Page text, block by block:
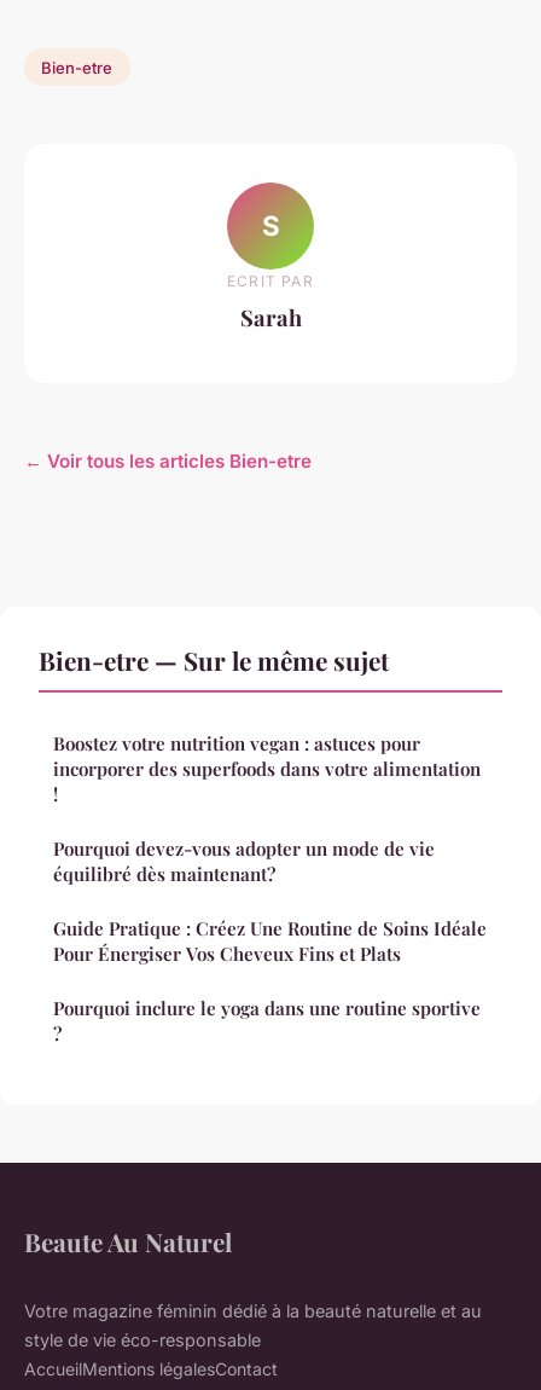
Bien-etre
S
ECRIT PAR
Sarah
← Voir tous les articles Bien-etre
Bien-etre — Sur le même sujet
Boostez votre nutrition vegan : astuces pour
incorporer des superfoods dans votre alimentation
!
Pourquoi devez-vous adopter un mode de vie
équilibré dès maintenant?
Guide Pratique : Créez Une Routine de Soins Idéale
Pour Énergiser Vos Cheveux Fins et Plats
Pourquoi inclure le yoga dans une routine sportive
?
Beaute Au Naturel
Votre magazine féminin dédié à la beauté naturelle et au
style de vie éco-responsable
AccueilMentions légalesContact